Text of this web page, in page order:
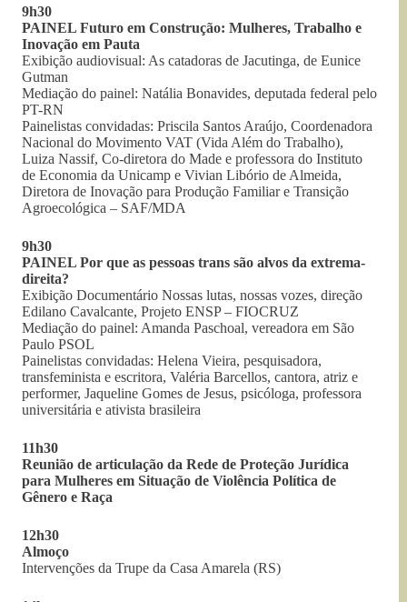
9h30
PAINEL Futuro em Construção: Mulheres, Trabalho e
Inovação em Pauta
Exibição audiovisual: As catadoras de Jacutinga, de Eunice
Gutman
Mediação do painel: Natália Bonavides, deputada federal pelo
PT-RN
Painelistas convidadas: Priscila Santos Araújo, Coordenadora
Nacional do Movimento VAT (Vida Além do Trabalho),
Luiza Nassif, Co-diretora do Made e professora do Instituto
de Economia da Unicamp e Vivian Libório de Almeida,
Diretora de Inovação para Produção Familiar e Transição
Agroecológica – SAF/MDA
9h30
PAINEL Por que as pessoas trans são alvos da extrema-
direita?
Exibição Documentário Nossas lutas, nossas vozes, direção
Edilano Cavalcante, Projeto ENSP – FIOCRUZ
Mediação do painel: Amanda Paschoal, vereadora em São
Paulo PSOL
Painelistas convidadas: Helena Vieira, pesquisadora,
transfeminista e escritora, Valéria Barcellos, cantora, atriz e
performer, Jaqueline Gomes de Jesus, psicóloga, professora
universitária e ativista brasileira
11h30
Reunião de articulação da Rede de Proteção Jurídica
para Mulheres em Situação de Violência Política de
Gênero e Raça
12h30
Almoço
Intervenções da Trupe da Casa Amarela (RS)